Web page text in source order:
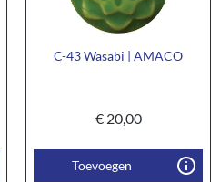
C-43 Wasabi | AMACO
€20,00
Toevoegen